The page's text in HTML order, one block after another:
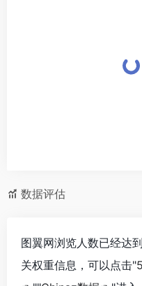
数据评估
图翼网浏览人数已经达
关权重信息，可以点击"